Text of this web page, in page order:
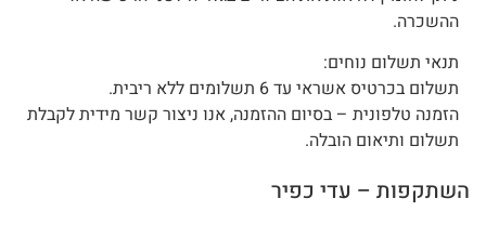
ההשכרה.
תנאי תשלום נוחים:
תשלום בכרטיס אשראי עד 6 תשלומים ללא ריבית.
הזמנה טלפונית – בסיום ההזמנה, אנו ניצור קשר מידית לקבלת
תשלום ותיאום הובלה.
השתקפות – עדי כפיר